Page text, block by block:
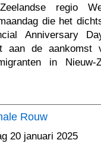
regio
die het
Anniversary
aan de aankomst
in Nieuw-
Rouw
20 januari 2025